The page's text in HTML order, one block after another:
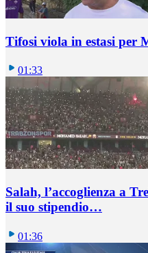
Tifosi viola in estasi per
01:33
Salah, l’accoglienza a
il suo stipendio…
01:36